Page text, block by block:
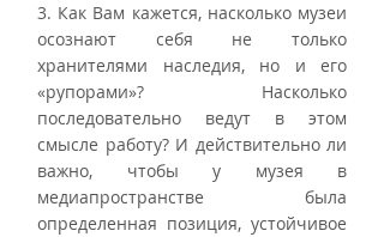
3. Как Вам кажется, насколько музеи
осознают себя не только
хранителями наследия, но и его
«рупорами»? Насколько
последовательно ведут в этом
смысле работу? И действительно ли
важно, чтобы у музея в
медиапространстве была
определенная позиция, устойчивое